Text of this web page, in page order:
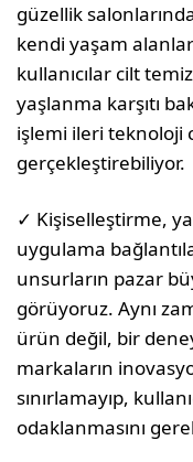
güzellik
kendi yaşam
kullanıcılar cilt
yaşlanma karşıtı
işlemi ileri teknoloji
gerçekleştirebiliyor.
✓ Kişiselleştirme,
uygulama
unsurların pazar
görüyoruz. Aynı
ürün değil, bir
markaların
sınırlamayıp,
odaklanmasını